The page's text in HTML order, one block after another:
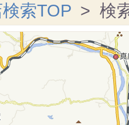
索TOP > 検